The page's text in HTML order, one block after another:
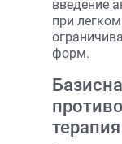
введение
при
форм.